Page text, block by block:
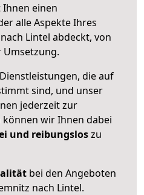
Ihnen einen
alle Aspekte Ihres
Lintel abdeckt, von
Umsetzung.
die auf
sind, und unser
jederzeit zur
wir Ihnen dabei
und reibungsloszu
bei den Angeboten
nach Lintel.